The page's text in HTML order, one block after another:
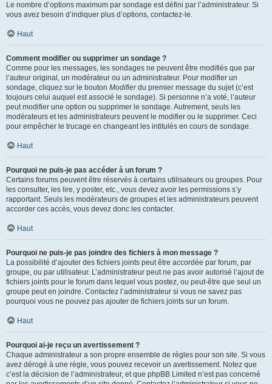
Le nombre d’options maximum par sondage est défini par l’administrateur. Si
vous avez besoin d’indiquer plus d’options, contactez-le.
Haut
Comment modifier ou supprimer un sondage ?
Comme pour les messages, les sondages ne peuvent être modifiés que par
l’auteur original, un modérateur ou un administrateur. Pour modifier un
sondage, cliquez sur le bouton Modifierdu premier message du sujet (c’est
toujours celui auquel est associé le sondage). Si personne n’a voté, l’auteur
peut modifier une option ou supprimer le sondage. Autrement, seuls les
modérateurs et les administrateurs peuvent le modifier ou le supprimer. Ceci
pour empêcher le trucage en changeant les intitulés en cours de sondage.
Haut
Pourquoi ne puis-je pas accéder à un forum ?
Certains forums peuvent être réservés à certains utilisateurs ou groupes. Pour
les consulter, les lire, y poster, etc., vous devez avoir les permissions s’y
rapportant. Seuls les modérateurs de groupes et les administrateurs peuvent
accorder ces accès, vous devez donc les contacter.
Haut
Pourquoi ne puis-je pas joindre des fichiers à mon message ?
La possibilité d’ajouter des fichiers joints peut être accordée par forum, par
groupe, ou par utilisateur. L’administrateur peut ne pas avoir autorisé l’ajout de
fichiers joints pour le forum dans lequel vous postez, ou peut-être que seul un
groupe peut en joindre. Contactez l’administrateur si vous ne savez pas
pourquoi vous ne pouvez pas ajouter de fichiers joints sur un forum.
Haut
Pourquoi ai-je reçu un avertissement ?
Chaque administrateur a son propre ensemble de règles pour son site. Si vous
avez dérogé à une règle, vous pouvez recevoir un avertissement. Notez que
c’est la décision de l’administrateur, et que phpBB Limited n’est pas concerné